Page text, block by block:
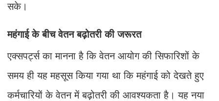
सके।
महंगाई के बीच वेतन बढ़ोतरी की जरूरत
एक्सपर्ट्स का मानना है कि वेतन आयोग की सिफारिशों के
समय ही यह महसूस किया गया था कि महंगाई को देखते हुए
कर्मचारियों के वेतन में बढ़ोतरी की आवश्यकता है। यह नया